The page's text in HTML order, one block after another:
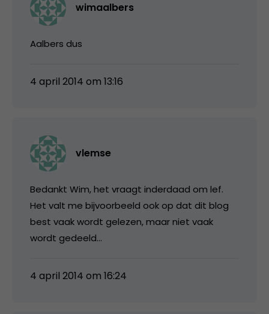
wimaalbers
Aalbers dus
4 april 2014 om 13:16
vlemse
Bedankt Wim, het vraagt inderdaad om lef.
Het valt me bijvoorbeeld ook op dat dit blog
best vaak wordt gelezen, maar niet vaak
wordt gedeeld…
4 april 2014 om 16:24